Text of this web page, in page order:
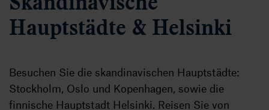
Hauptstädte & Helsinki
Besuchen Sie die skandinavischen Hauptstädte:
Stockholm, Oslo und Kopenhagen, sowie die
finnische Hauptstadt Helsinki. Reisen Sie von